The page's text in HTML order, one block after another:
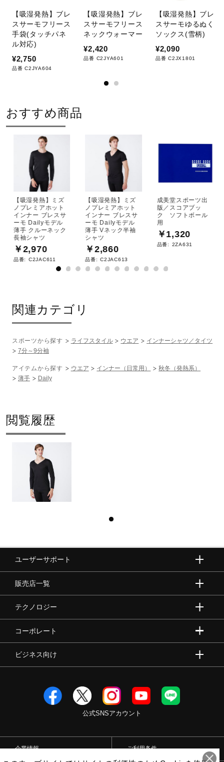
【吸湿発熱】ブレ
スサーモフリース
手袋(タッチパネ
ル対応)
¥2,750
品番 C2JYA604
【吸湿発熱】ブレ
スサーモフリース
ネックウォーマー
¥2,420
品番 C2JYA601
【吸湿発熱】ブレ
スサーモゆるぬく
ソックス(雪柄)
¥2,090
品番 C2JX1801
おすすめ商品
【吸湿発熱】ミズ
ノプレミアホット
インナー ブレスサ
ーモ Dailyモデル
薄手 クルーネック
長袖シャツ
￥2,970
品番: C2JAC611
【吸湿発熱】ミズ
ノプレミアホット
インナー ブレスサ
ーモ Dailyモデル
薄手 Vネック半袖
シャツ
￥2,860
品番: C2JAC613
成美堂スポーツ出
版／スコアブッ
ク ソフトボール
用
￥1,320
品番: 2ZA631
関連カテゴリ
スポーツから探す ライフスタイル ウエア
インナーシャツ／タイツ
7分～9分袖
アイテムから探す ウエア インナー（日常用）
秋冬（発熱系）
薄手
Daily
閲覧履歴
ユーザーサポート
販売店一覧
テクノロジー
コーポレート
ビジネス向け
公式SNSアカウント
企業情報 ご利用条件